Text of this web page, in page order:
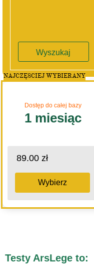
Wyszukaj
Dostęp do całej bazy
1 miesiąc
89.00 zł
Wybierz
NAJCZĘSCIEJ WYBIERANY
Testy ArsLege to: